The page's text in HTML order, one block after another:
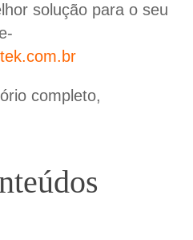
solução para o seu
completo,